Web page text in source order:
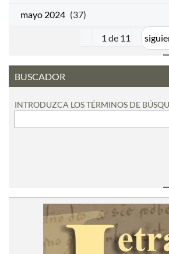
mayo 2024 (37)
1 de 11
BUSCADOR
INTRODUZCA LOS TÉRMINOS DE